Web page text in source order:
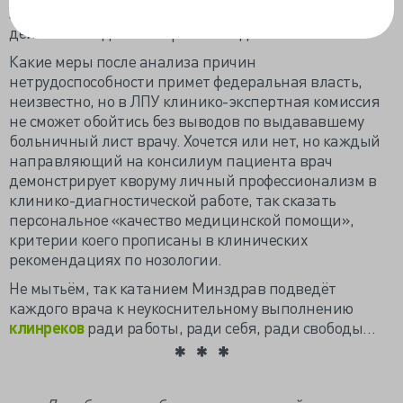
значимые заболевания. Новый порядок будет
действовать до сентября 2031 года.
Какие меры после анализа причин
нетрудоспособности примет федеральная власть,
неизвестно, но в ЛПУ клинико-экспертная комиссия
не сможет обойтись без выводов по выдававшему
больничный лист врачу. Хочется или нет, но каждый
направляющий на консилиум пациента врач
демонстрирует кворуму личный профессионализм в
клинико-диагностической работе, так сказать
персональное «качество медицинской помощи»,
критерии коего прописаны в клинических
рекомендациях по нозологии.
Не мытьём, так катанием Минздрав подведёт
каждого врача к неукоснительному выполнению
клинрековради работы, ради себя, ради свободы…